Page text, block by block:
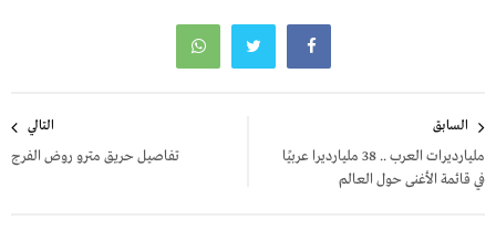
المقالات
السابق
مليارديرات العرب .. 38 مليارديرا عربيًا
في قائمة الأغنى حول العالم
التالي
تفاصيل حريق مترو روض الفرج